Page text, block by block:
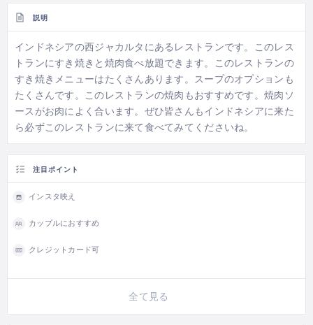
説明
インドネシアの西ジャカルタにあるレストランです。このレス
トランにすき焼きと焼肉食べ放題できます。このレストランの
すき焼きメニューはたくさんあります。スープのオプションも
たくさんです。このレストランの焼肉もおすすめです。焼肉ソ
ースがお肉によく合います。ぜひ皆さんもインドネシアに来た
ら必ずこのレストランに来て食べてみてくださいね。
注目ポイント
インスタ映え
カップルにおすすめ
クレジットカード可
全て見る